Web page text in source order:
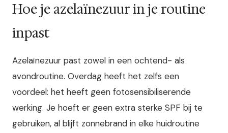
Hoe je azelaïnezuur in je routine
inpast
Azelaïnezuur past zowel in een ochtend- als
avondroutine. Overdag heeft het zelfs een
voordeel: het heeft geen fotosensibiliserende
werking. Je hoeft er geen extra sterke SPF bij te
gebruiken, al blijft zonnebrand in elke huidroutine